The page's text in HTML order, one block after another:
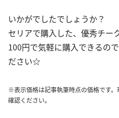
いかがでしたでしょうか？
セリアで購入した、優秀チー
100円で気軽に購入できるの
ださい☆
※表示価格は記事執筆時点の価格です
確認ください。